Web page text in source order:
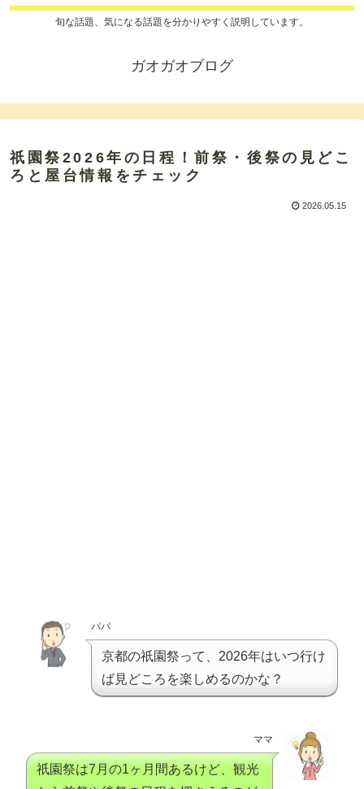
旬な話題、気になる話題を分かりやすく説明しています。
ガオガオブログ
祇園祭2026年の日程！前祭・後祭の見どこ
ろと屋台情報をチェック
2026.05.15
パパ
京都の祇園祭って、2026年はいつ行け
ば見どころを楽しめるのかな？
ママ
祇園祭は7月の1ヶ月間あるけど、観光